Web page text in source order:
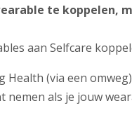
te koppelen,
aan Selfcare
Health (via een
nemen als je jouw